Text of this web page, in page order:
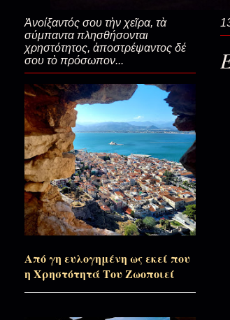
Μην
και Παύλου)
Στο
Οι καλύτερες
Σε μια κάρα
Θα έχει
Ἀνοίξαντός σου τὴν χεῖρα, τὰ
σύμπαντα πλησθήσονται
χρηστότητος, ἀποστρέψαντος δέ
σου τὸ πρόσωπον...
Από γη ευλογημένη ως εκεί που
η Χρηστότητά Του Ζωοποιεί